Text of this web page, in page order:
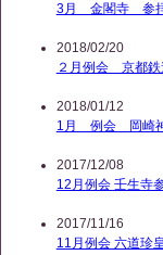
3月 金閣寺 参
2018/02/20
２月例会 京都鉄
2018/01/12
1月 例会 岡崎
2017/12/08
12月例会 壬生寺
2017/11/16
11月例会 六道珍